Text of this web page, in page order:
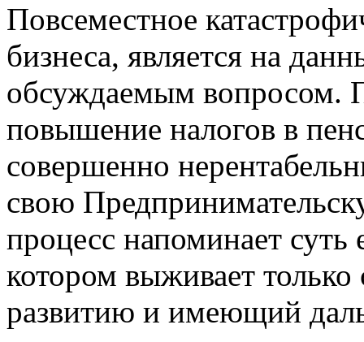
Повсеместное
бизнеса, является на
обсуждаемым вопросом.
повышение налогов в
совершенно
свою
процесс напоминает суть
котором выживает
развитию и имеющий